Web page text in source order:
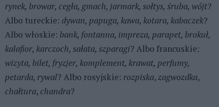
rynek, browar, cegła, gmach, jarmark, sołtys, śruba, wójt?
Albo tureckie: dywan, papuga, kawa, kotara, kabaczek?
Albo włoskie: bank, fontanna, impreza, parapet, brokuł,
kalafior, karczoch, sałata, szparagi? Albo francuskie:
wizyta, bilet, fryzjer, komplement, krawat, perfumy,
petarda, rywal? Albo rosyjskie: rozpiska,zagwozdka,
chałtura, chandra?